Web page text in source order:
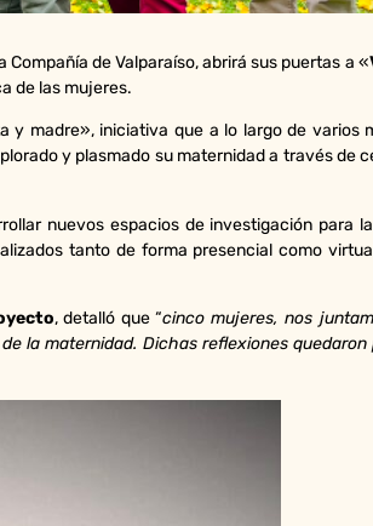
Compañía de Valparaíso, abrirá sus puertas a «
de las mujeres.
madre», iniciativa que a lo largo de
y plasmado su maternidad a través
nuevos espacios de investigación
tanto de forma presencial como
, detalló que “cinco mujeres, nos
la maternidad. Dichas reflexiones